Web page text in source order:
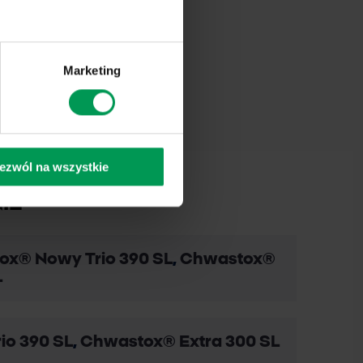
Marketing
na wszystkie
Nowy Trio 390 SL, Chwastox®
390 SL, Chwastox® Extra 300 SL